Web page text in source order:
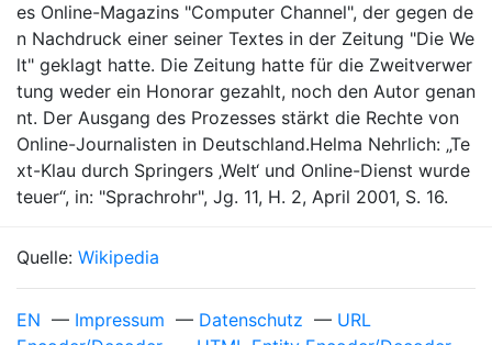
es Online-Magazins "Computer Channel", der gegen de
n Nachdruck einer seiner Textes in der Zeitung "Die We
lt" geklagt hatte. Die Zeitung hatte für die Zweitverwer
tung weder ein Honorar gezahlt, noch den Autor genan
nt. Der Ausgang des Prozesses stärkt die Rechte von
Online-Journalisten in Deutschland.Helma Nehrlich: „Te
xt-Klau durch Springers ‚Welt‘ und Online-Dienst wurde
teuer“, in: "Sprachrohr", Jg. 11, H. 2, April 2001, S. 16.
Quelle: Wikipedia
EN — Impressum — Datenschutz — URL